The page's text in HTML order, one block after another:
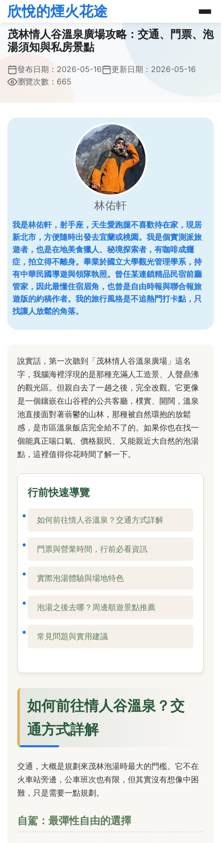
欣悅的煙火花途
茂林情人谷溫泉廣場攻略：交通、門票、泡
湯須知與私房景點
發布日期： 2026-05-16 更新日期： 2026-05-16
瀏覽次數：665
林佑軒
我是林佑軒，射手座，天生愛跑腿不喜歡待在家，現居
新北市，方便隨時出發去宜蘭或桃園。我是個實測派旅
遊者，也是在地美食獵人、秘境探索者，有咖啡成癮
症，拍立得不離身。畢業於國立大學觀光管理學系，持
有中華民國導遊與領隊執照。曾任某連鎖精品民宿前廳
管家，因此最懂住宿眉角，也曾是自由時報與聯合報旅
遊版的約稿作者。我的旅行風格是不追熱門打卡點，只
找讓人放鬆的角落。
說實話，第一次聽到「茂林情人谷溫泉廣場」這名
字，我腦海裡浮現的是那種充滿人工造景、人聲鼎沸
的觀光區。但親自去了一趟之後，完全改觀。它更像
是一個鑲嵌在山谷裡的公共客廳，樸實、開闊，溫泉
池直接面對著蓊鬱的山林，那種被自然環抱的放鬆
感，是市區溫泉飯店完全給不了的。如果你也在找一
個能真正喘口氣、價格親民、又能親近大自然的泡湯
點，這裡值得你花時間了解一下。
行前快速導覽
如何前往情人谷溫泉？交通方式詳解
門票與營業時間，行前必看資訊
實際泡湯體驗與場地特色
泡湯之後去哪？周邊順遊景點推薦
常見問題與實用建議
如何前往情人谷溫泉？交
通方式詳解
交通，大概是規劃來茂林泡湯時最大的門檻。它不在
火車站旁邊，公車班次也有限，但其實沒有想像中困
難，只是需要一點規劃。
自駕：最彈性自由的選擇